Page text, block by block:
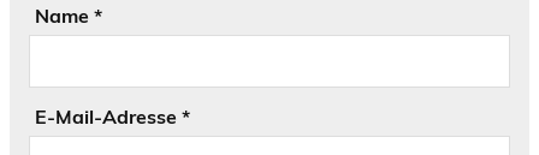
Name *
E-Mail-Adresse *